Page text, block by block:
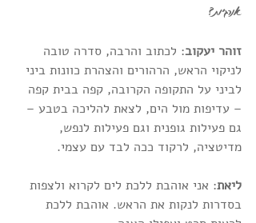
אנרגיות?
זוהר יעקוב: לכתוב והרבה, סדרה טובה
לניקוי הראש, הרהורים והצהרת כוונות ביני
לביני על התקופה הקרובה, קפה בבית קפה
– עדיפות מול הים, לצאת להליכה בטבע –
גם פעילות גופנית וגם פעילות לנפש,
מדיטציה, לרקוד ככה לבד עם עצמי.
ליאת: אני אוהבת ללכת לים לקרוא ולצפות
בסדרות לנקות את הראש. אוהבת ללכת